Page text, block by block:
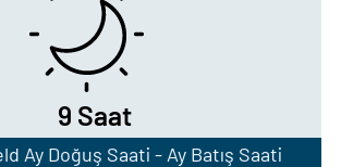
9 Saat
Ay Doğuş Saati - Ay Batış Saati